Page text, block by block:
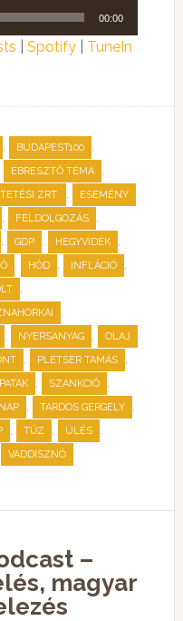
00:00
Spotify| TuneIn
, BUDAPEST100 ,
ÉBRESZTŐ TÉMA ,
ZRT. , ESEMÉNY
, FELDOLGOZÁS ,
, GDP , HEGYVIDÉK ,
, HÓD , INFLÁCIÓ ,
,
,
, NYERSANYAG , OLAJ
, PLETSER TAMÁS ,
, SZANKCIÓ ,
, TARDOS GERGELY ,
, TŰZ , ÜLÉS ,
VADDISZNÓ
–
magyar